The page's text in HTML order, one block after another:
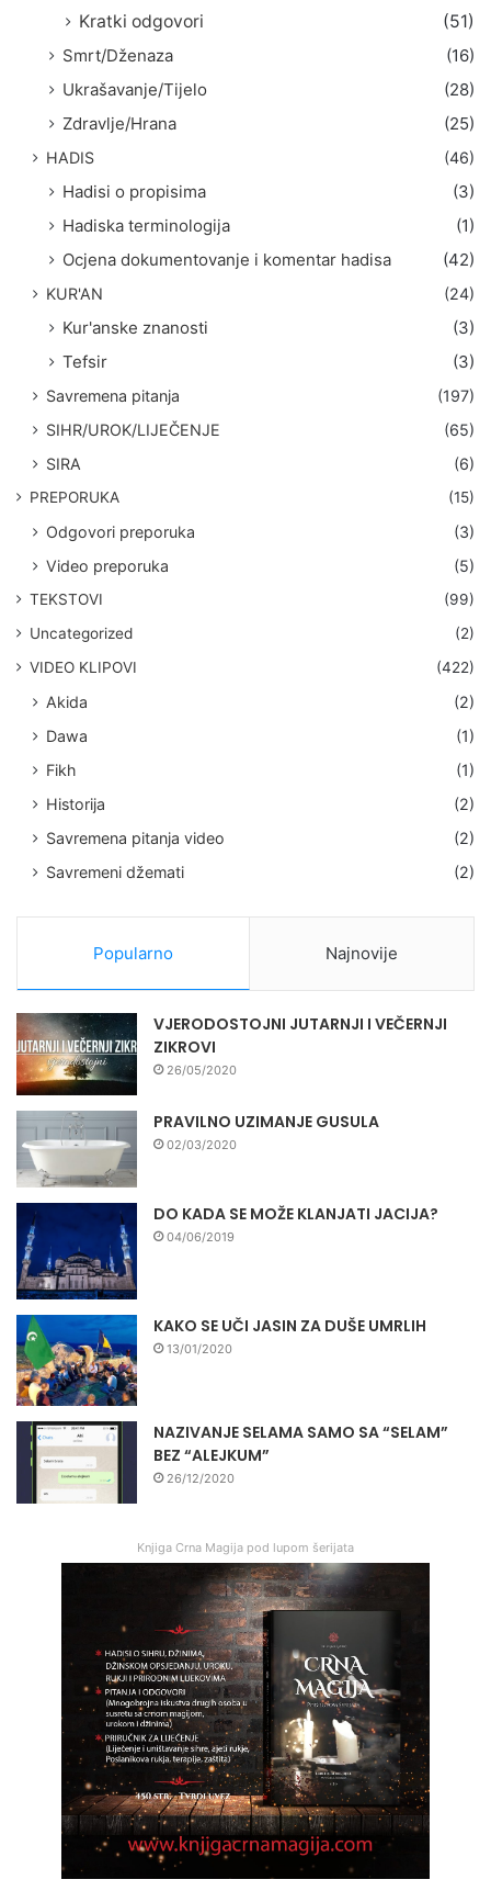
Kratki odgovori
(51)
Smrt/Dženaza
(16)
Ukrašavanje/Tijelo
(28)
Zdravlje/Hrana
(25)
HADIS (46)
Hadisi o propisima
(3)
Hadiska terminologija
(1)
Ocjena dokumentovanje i komentar hadisa
(42)
KUR'AN (24)
Kur'anske znanosti
(3)
Tefsir
(3)
Savremena pitanja
(197)
SIHR/UROK/LIJEČENJE
(65)
SIRA
(6)
PREPORUKA (15)
Odgovori preporuka
(3)
Video preporuka
(5)
TEKSTOVI
(99)
Uncategorized
(2)
VIDEO KLIPOVI
(422)
Akida
(2)
Dawa
(1)
Fikh
(1)
Historija
(2)
Savremena pitanja video
(2)
Savremeni džemati
(2)
Popularno Najnovije
VJERODOSTOJNI JUTARNJI I VEČERNJI
ZIKROVI
26/05/2020
PRAVILNO UZIMANJE GUSULA
02/03/2020
DO KADA SE MOŽE KLANJATI JACIJA?
04/06/2019
KAKO SE UČI JASIN ZA DUŠE UMRLIH
13/01/2020
NAZIVANJE SELAMA SAMO SA “SELAM”
BEZ “ALEJKUM”
26/12/2020
Knjiga Crna Magija pod lupom šerijata